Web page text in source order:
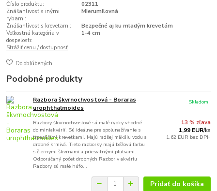
Číslo produktu:
02311
Znášanlivosť s inými
rybami:
Mierumilovná
Znášanlivosť s krevetami:
Bezpečné aj ku mladým krevetám
Veľkostná kategória v
dospelosti:
1-4 cm
Strážiť cenu / dostupnosť
Do obľúbených
Podobné produkty
Razbora škvrnochvostová - Boraras
urophthalmoides
Razbory škvrnochvostové sú malé rybky vhodné
do miniakvárií. Sú ideálne pre spolunažívanie s
trpasličími krevetkami. Majú radšej mäkšiu vodu a
drobné krmivá. Tieto razborky majú béžovú farbu
s čiernymi škvrnami a priesvitnými plutvami.
Odporúčaný počet drobných Razbor v akváriu
Razbory sú malé húfo...
13 % zľava
1,99 EUR/ks
1,62 EUR bez DPH
Skladom
Pridať do košíka